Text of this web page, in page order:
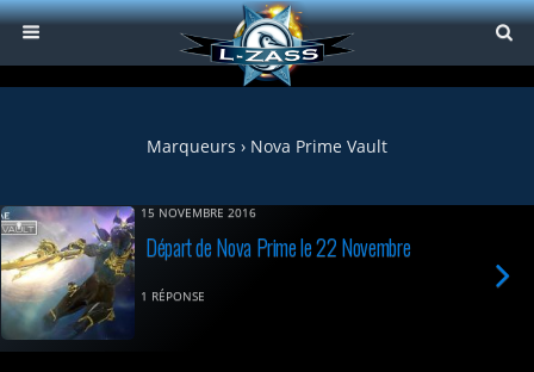
Marqueurs › Nova Prime Vault
15 NOVEMBRE 2016
Départ de Nova Prime le 22 Novembre
1 RÉPONSE